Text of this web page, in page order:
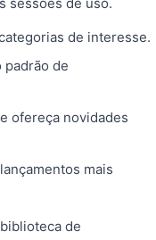
de interesse.
de
ofereça novidades
mais
de